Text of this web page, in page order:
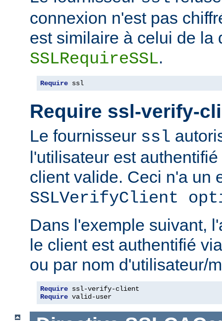
connexion n'est pas
est similaire à celui de la
SSLRequireSSL.
Require ssl
Require ssl-verify-
Le fournisseur ssl
l'utilisateur est
client valide. Ceci n'a un
SSLVerifyClient
Dans l'exemple suivant,
le client est authentifié
ou par nom d'utilisateur/
Require
Require valid-user